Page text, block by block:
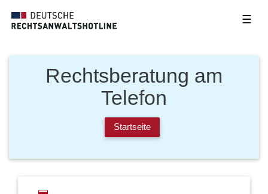
☰
Rechtsberatung am
Telefon
Startseite